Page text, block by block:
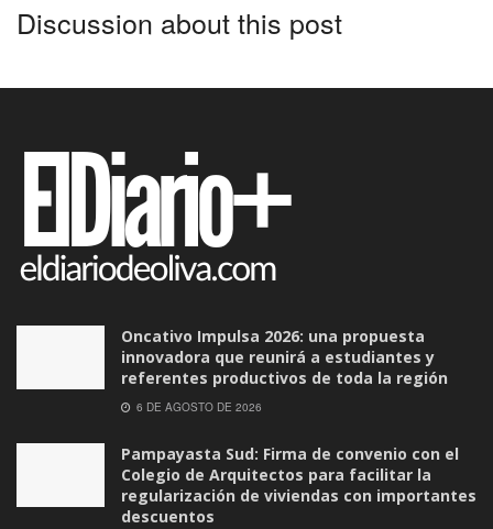
Discussion about this post
Oncativo Impulsa 2026: una propuesta
innovadora que reunirá a estudiantes y
referentes productivos de toda la región
6 DE AGOSTO DE 2026
Pampayasta Sud: Firma de convenio con el
Colegio de Arquitectos para facilitar la
regularización de viviendas con importantes
descuentos